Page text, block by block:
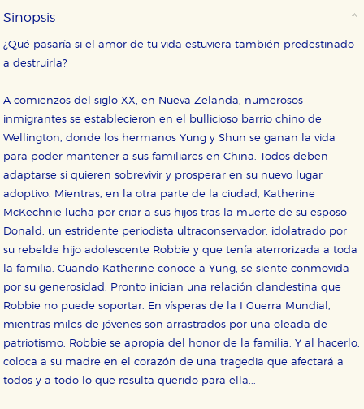
Sinopsis
¿Qué pasaría si el amor de tu vida estuviera también predestinado
a destruirla?
A comienzos del siglo XX, en Nueva Zelanda, numerosos
inmigrantes se establecieron en el bullicioso barrio chino de
Wellington, donde los hermanos Yung y Shun se ganan la vida
para poder mantener a sus familiares en China. Todos deben
adaptarse si quieren sobrevivir y prosperar en su nuevo lugar
adoptivo. Mientras, en la otra parte de la ciudad, Katherine
McKechnie lucha por criar a sus hijos tras la muerte de su esposo
Donald, un estridente periodista ultraconservador, idolatrado por
su rebelde hijo adolescente Robbie y que tenía aterrorizada a toda
la familia. Cuando Katherine conoce a Yung, se siente conmovida
por su generosidad. Pronto inician una relación clandestina que
Robbie no puede soportar. En vísperas de la I Guerra Mundial,
mientras miles de jóvenes son arrastrados por una oleada de
patriotismo, Robbie se apropia del honor de la familia. Y al hacerlo,
coloca a su madre en el corazón de una tragedia que afectará a
todos y a todo lo que resulta querido para ella...
CONFIGURACIÓN DE COOKIES
HABILITAR TODO RECHAZAR TODO
Estas cookies son necesarias para que nuestro sitio
web funcione y no es posible deshabilitarlas desde
nuestro sistema. Es posible hacerlo desde el
áreas de nuestra web dejen de funcionar
correctamente.
Cookies de rendimiento y analíticas
Estas cookies se utilizan para mejorar su experiencia
nuestro sitio web. Almacenan configuraciones de